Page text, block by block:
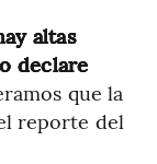
altas
declare
que la
reporte del